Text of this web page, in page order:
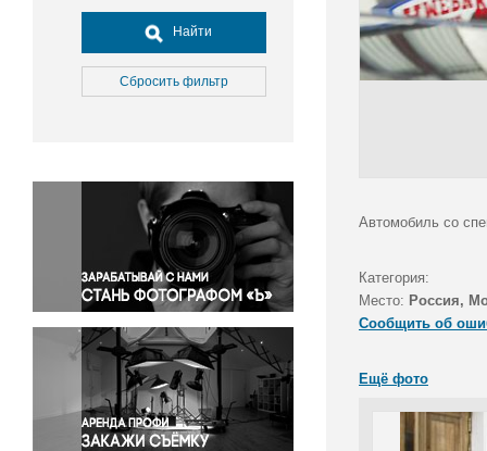
Досуг, туризм и отдых
Культура
Медицина
Окружающая среда
Политика
Правосудие
Происшествия и конфликты
Религия
Светская жизнь
Спорт
Экология
Экономика и бизнес
Найти
Сбросить фильтр
Автомобиль со
Категория:
Место: Россия,
Сообщить об
Ещё фото